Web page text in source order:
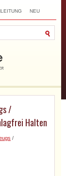
NEU
/
Halten
/